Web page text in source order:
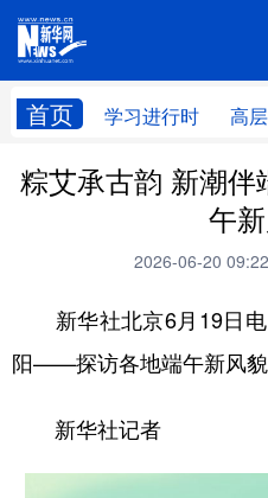
首页 学习进行时 高层
网
学习进行时 高层
财经
科技 科创
文化 书画
访谈
法律 中央文件
粽艾承古韵 新潮
午
2026-06-20
新华社北京6月19日电
阳——探访各地端午新风貌
新华社记者